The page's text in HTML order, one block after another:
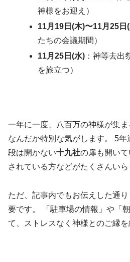
神様をお迎え）
11月19日(木)〜11月25日
たちの会議期間）
11月25日(水)：神等去出
を旅立つ）
一年に一度、八百万の神様が集
なんだか特別な気がします。 5
段は開かない十九社の扉も開い
されている方などがたくさんい
ただ、記事内でもお伝えした通り
要です。 「駐車場の情報」や「
て、ストレスなく神様とのご縁